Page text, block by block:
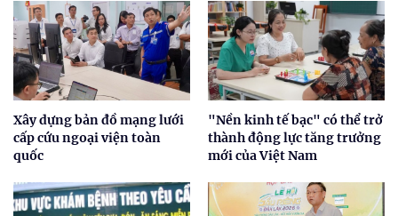
Xây dựng bản đồ mạng lưới
cấp cứu ngoại viện toàn
quốc
"Nền kinh tế bạc" có thể trở
thành động lực tăng trưởng
mới của Việt Nam